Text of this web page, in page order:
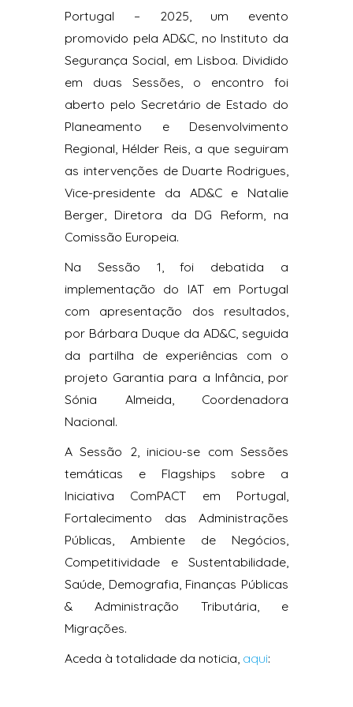
Portugal – 2025, um evento
promovido pela AD&C, no Instituto da
Segurança Social, em Lisboa. Dividido
em duas Sessões, o encontro foi
aberto pelo Secretário de Estado do
Planeamento e Desenvolvimento
Regional, Hélder Reis, a que seguiram
as intervenções de Duarte Rodrigues,
Vice-presidente da AD&C e Natalie
Berger, Diretora da DG Reform, na
Comissão Europeia.
Na Sessão 1, foi debatida a
implementação do IAT em Portugal
com apresentação dos resultados,
por Bárbara Duque da AD&C, seguida
da partilha de experiências com o
projeto Garantia para a Infância, por
Sónia Almeida, Coordenadora
Nacional.
A Sessão 2, iniciou-se com Sessões
temáticas e Flagships sobre a
Iniciativa ComPACT em Portugal,
Fortalecimento das Administrações
Públicas, Ambiente de Negócios,
Competitividade e Sustentabilidade,
Saúde, Demografia, Finanças Públicas
& Administração Tributária, e
Migrações.
Aceda à totalidade da noticia, aqui: